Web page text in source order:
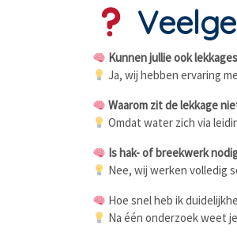
Kunnen jullie ook
Ja, wij hebben ervaring
Waarom zit de lekkage
Omdat water zich via
Is hak- of breekwerk
Nee, wij werken volledig
Hoe snel heb ik
Na één onderzoek weet